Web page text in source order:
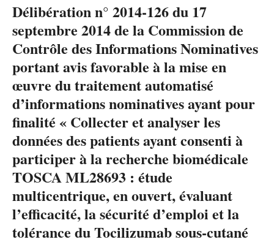
Délibération n° 2014-126 du 17
septembre 2014 de la Commission de
Contrôle des Informations Nominatives
portant avis favorable à la mise en
œuvre du traitement automatisé
d’informations nominatives ayant pour
finalité « Collecter et analyser les
données des patients ayant consenti à
participer à la recherche biomédicale
TOSCA ML28693 : étude
multicentrique, en ouvert, évaluant
l’efficacité, la sécurité d’emploi et la
tolérance du Tocilizumab sous-cutané